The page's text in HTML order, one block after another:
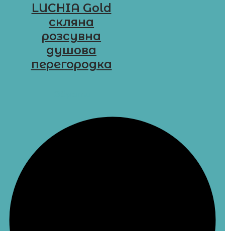
LUCHIA Gold
cкляна
розсувна
душова
перегородка